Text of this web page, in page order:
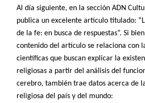
Al día siguiente, en la sección ADN
publica un excelente artículo titulado:
de la fe: en busca de respuestas”. Si
contenido del artículo se relaciona con
científicas que buscan explicar la
religiosas a partir del análisis del
cerebro, también trae datos acerca de
religiosa del país y del mundo: